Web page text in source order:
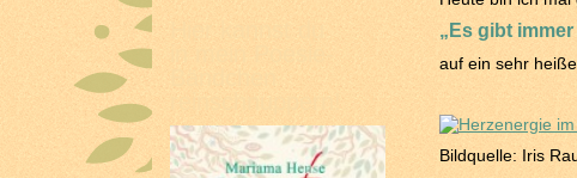
Bändchen
„Es gibt
auf ein sehr
Bildquelle: Iris